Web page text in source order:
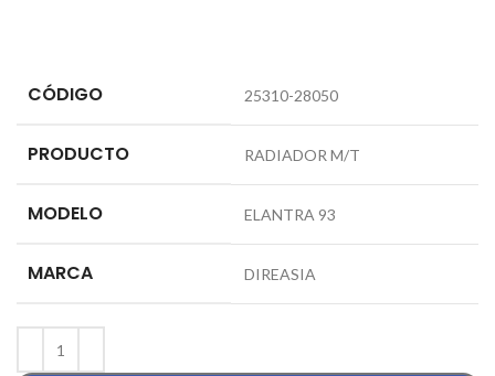
CÓDIGO 25310-28050
PRODUCTO RADIADOR M/T
MODELO ELANTRA 93
MARCA DIREASIA